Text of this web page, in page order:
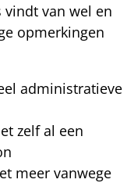
van wel en
opmerkingen
administratieve
zelf al een
meer vanwege